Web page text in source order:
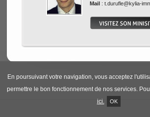
En poursuivant votre navigation, vous acceptez
permettre le bon fonctionnement de nos services.
ici.
OK
Mail : t.durufle@kylia-